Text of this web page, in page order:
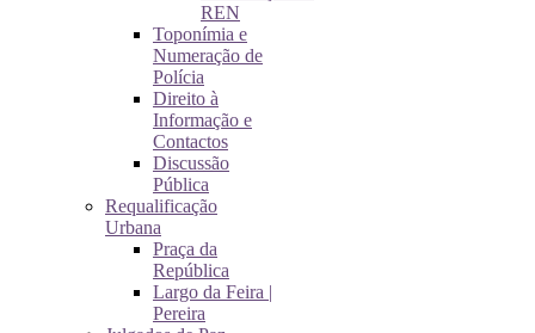
REN
Toponímia e
Numeração de
Polícia
Direito à
Informação e
Contactos
Discussão
Pública
Requalificação
Urbana
Praça da
República
Largo da Feira |
Pereira